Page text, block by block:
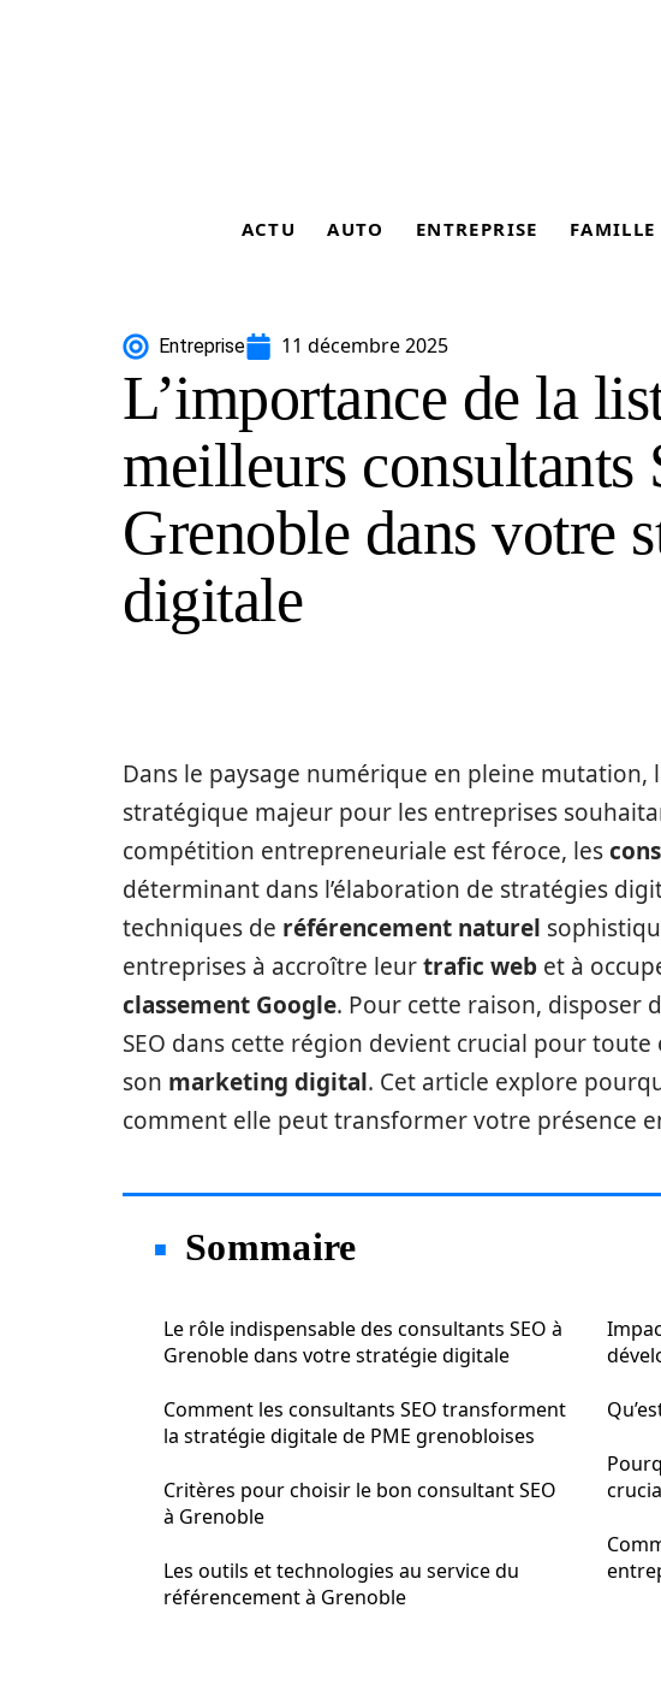
ACTU AUTO ENTREPRISE FAMILLE
Entreprise 11 décembre 2025
L’importance de la
meilleurs consultants
Grenoble dans votre
digitale
Dans le paysage numérique en pleine mutation,
stratégique majeur pour les entreprises
compétition entrepreneuriale est féroce, les
déterminant dans l’élaboration de stratégies
techniques de référencement naturel
entreprises à accroître leurtrafic web et à
classement Google. Pour cette raison, disposer
SEO dans cette région devient crucial pour
son marketing digital. Cet article explore
comment elle peut transformer votre présence
Sommaire
Le rôle indispensable des consultants SEO à
Grenoble dans votre stratégie digitale
Comment les consultants SEO transforment
la stratégie digitale de PME grenobloises
Critères pour choisir le bon consultant SEO
à Grenoble
Les outils et technologies au service du
référencement à Grenoble